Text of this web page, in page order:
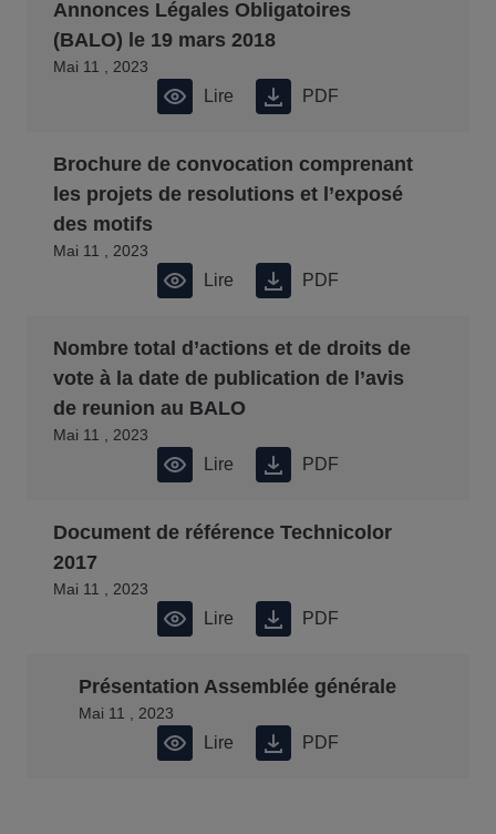
Annonces Légales Obligatoires
(BALO) le 19 mars 2018
Mai 11 , 2023
Lire PDF
Brochure de convocation comprenant
les projets de resolutions et l’exposé
des motifs
Mai 11 , 2023
Lire PDF
Nombre total d’actions et de droits de
vote à la date de publication de l’avis
de reunion au BALO
Mai 11 , 2023
Lire PDF
Document de référence Technicolor
2017
Mai 11 , 2023
Lire PDF
Présentation Assemblée générale
Mai 11 , 2023
Lire PDF